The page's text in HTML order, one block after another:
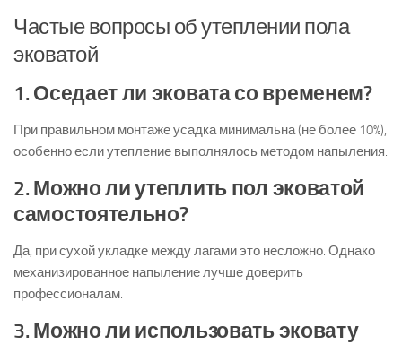
Частые вопросы об утеплении пола
эковатой
1. Оседает ли эковата со временем?
При правильном монтаже усадка минимальна (не более 10%),
особенно если утепление выполнялось методом напыления.
2. Можно ли утеплить пол эковатой
самостоятельно?
Да, при сухой укладке между лагами это несложно. Однако
механизированное напыление лучше доверить
профессионалам.
3. Можно ли использовать эковату